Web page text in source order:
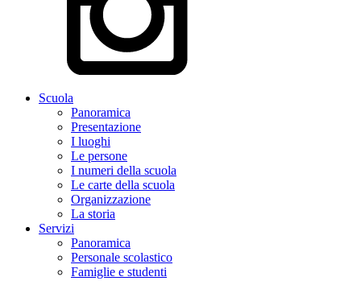
Scuola
Panoramica
Presentazione
I luoghi
Le persone
I numeri della scuola
Le carte della scuola
Organizzazione
La storia
Servizi
Panoramica
Personale scolastico
Famiglie e studenti